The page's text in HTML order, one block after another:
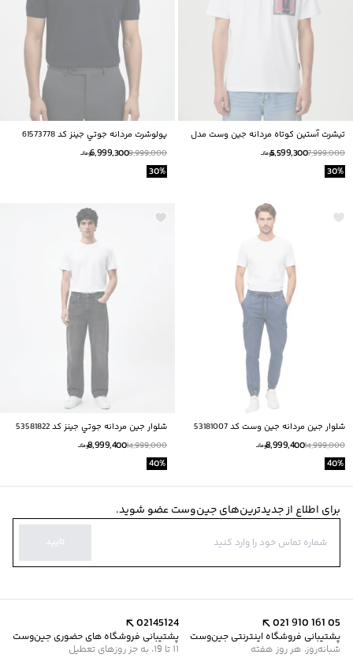
تیشرت آستین کوتاه مردانه جین وست مدل
52173536
7,999,000
5,599,300تومانــ
30%
پولوشرت مردانه جوتي جينز كد 61573778
9,999,000
6,999,300تومانــ
30%
شلوار جين مردانه جين وست كد 53181007
14,999,000
8,999,400تومانــ
40%
شلوار جين مردانه جوتي جينز كد 53581822
14,999,000
8,999,400تومانــ
40%
برای اطلاع از جدیدترین‌های جین‌وست عضو شوید.
تایید
021 910 161 05
پشتیبانی فروشگاه اینترنتی جین‌وست
شبانه‌روز، هر روز هفته
02145124
پشتیبانی فروشگاه های حضوری جین‌وست
11 تا 19، به جز روزهای تعطیل